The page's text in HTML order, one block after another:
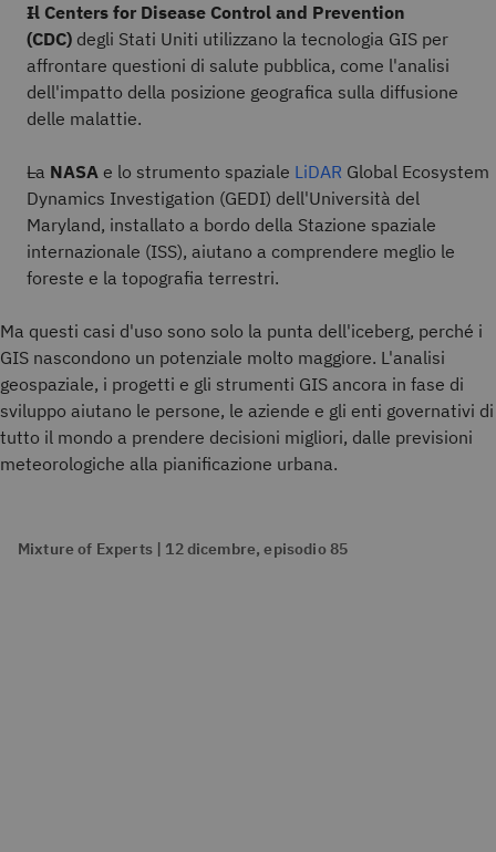
Il Centers for Disease Control and Prevention
(CDC) degli Stati Uniti utilizzano la tecnologia GIS per
affrontare questioni di salute pubblica, come l'analisi
dell'impatto della posizione geografica sulla diffusione
delle malattie.
La NASA e lo strumento spaziale LiDAR Global Ecosystem
Dynamics Investigation (GEDI) dell'Università del
Maryland, installato a bordo della Stazione spaziale
internazionale (ISS), aiutano a comprendere meglio le
foreste e la topografia terrestri.
Ma questi casi d'uso sono solo la punta dell'iceberg, perché i
GIS nascondono un potenziale molto maggiore. L'analisi
geospaziale, i progetti e gli strumenti GIS ancora in fase di
sviluppo aiutano le persone, le aziende e gli enti governativi di
tutto il mondo a prendere decisioni migliori, dalle previsioni
meteorologiche alla pianificazione urbana.
Mixture of Experts | 12 dicembre, episodio 85